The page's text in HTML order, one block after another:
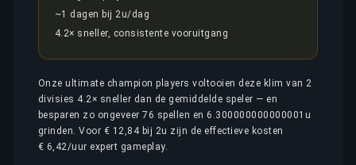
~1 dagen bij 2u/dag
4.2× sneller, consistente vooruitgang
Onze ultimate champion players voltooien deze klim van 2
divisies 4.2× sneller dan de gemiddelde speler — en
besparen zo ongeveer 76 spellen en 6.300000000000001u
grinden. Voor € 12,84 bij 2u zijn de effectieve kosten
€ 6,42/uur expert gameplay.